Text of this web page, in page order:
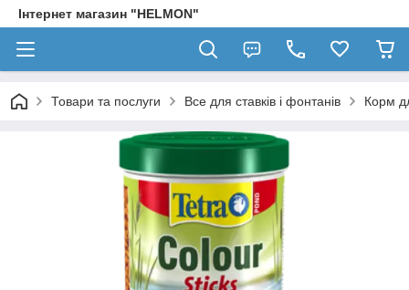
Інтернет магазин "HELMON"
Товари та послуги Все для ставків і фонтанів Корм